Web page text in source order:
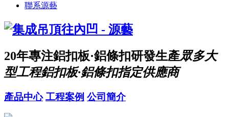
聯系源藝
20年專注鋁扣板·鋁條扣研發生產眾多大
型工程鋁扣板·鋁條扣指定供應商
產品中心 工程案例 公司簡介